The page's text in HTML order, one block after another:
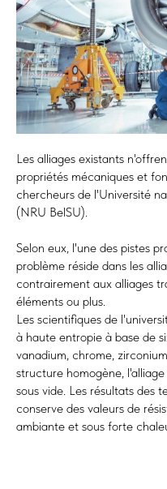
Les alliages existants
propriétés mécaniques et
chercheurs de l'Université
(NRU BelSU).
Selon eux, l'une des pistes
problème réside dans les
contrairement aux alliages
éléments ou plus.
Les scientifiques de
à haute entropie à base de
vanadium, chrome,
structure homogène,
sous vide. Les résultats des
conserve des valeurs de
ambiante et sous forte